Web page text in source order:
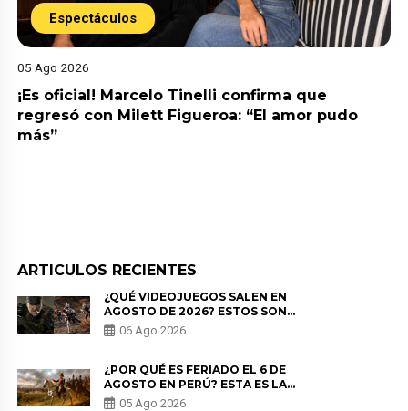
Espectáculos
05 Ago 2026
¡Es oficial! Marcelo Tinelli confirma que
regresó con Milett Figueroa: “El amor pudo
más”
ARTICULOS RECIENTES
¿QUÉ VIDEOJUEGOS SALEN EN
AGOSTO DE 2026? ESTOS SON
LOS ESTRENOS MÁS ESPERADOS
06 Ago 2026
¿POR QUÉ ES FERIADO EL 6 DE
AGOSTO EN PERÚ? ESTA ES LA
HISTORIA
05 Ago 2026